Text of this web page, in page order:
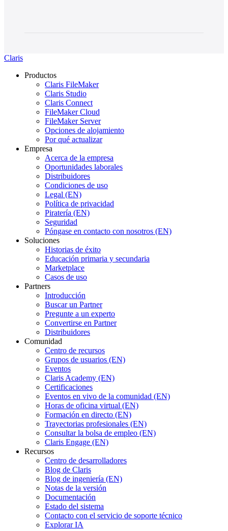
Claris
Productos
Claris FileMaker
Claris Studio
Claris Connect
FileMaker Cloud
FileMaker Server
Opciones de alojamiento
Por qué actualizar
Empresa
Acerca de la empresa
Oportunidades laborales
Distribuidores
Condiciones de uso
Legal (EN)
Política de privacidad
Piratería (EN)
Seguridad
Póngase en contacto con nosotros (EN)
Soluciones
Historias de éxito
Educación primaria y secundaria
Marketplace
Casos de uso
Partners
Introducción
Buscar un Partner
Pregunte a un experto
Convertirse en Partner
Distribuidores
Comunidad
Centro de recursos
Grupos de usuarios (EN)
Eventos
Claris Academy (EN)
Certificaciones
Eventos en vivo de la comunidad (EN)
Horas de oficina virtual (EN)
Formación en directo (EN)
Trayectorias profesionales (EN)
Consultar la bolsa de empleo (EN)
Claris Engage (EN)
Recursos
Centro de desarrolladores
Blog de Claris
Blog de ingeniería (EN)
Notas de la versión
Documentación
Estado del sistema
Contacto con el servicio de soporte técnico
Explorar IA